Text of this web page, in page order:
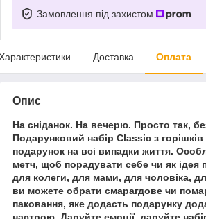
Замовлення під захистом
Доставка Оплата
Опис
На сніданок. На вечерю. Просто так,
Подарунковий набір Classic з
подарунок на всі випадки життя.
метч, щоб порадувати себе чи як ідея
для колеги, для мами, для чоловіка,
ви можете обрати смарагдове чи
паковання, яке додасть подарунку
настрою. Даруйте емоції, даруйте